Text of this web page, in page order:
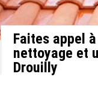
Faites appel
nettoyage et
Drouilly